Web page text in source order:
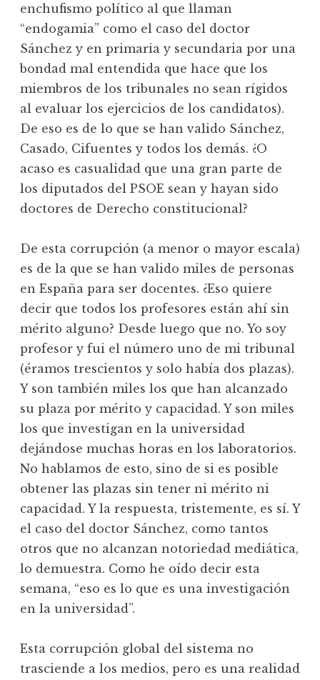
enchufismo político al que llaman
“endogamia” como el caso del doctor
Sánchez y en primaria y secundaria por una
bondad mal entendida que hace que los
miembros de los tribunales no sean rígidos
al evaluar los ejercicios de los candidatos).
De eso es de lo que se han valido Sánchez,
Casado, Cifuentes y todos los demás. ¿O
acaso es casualidad que una gran parte de
los diputados del PSOE sean y hayan sido
doctores de Derecho constitucional?
De esta corrupción (a menor o mayor escala)
es de la que se han valido miles de personas
en España para ser docentes. ¿Eso quiere
decir que todos los profesores están ahí sin
mérito alguno? Desde luego que no. Yo soy
profesor y fui el número uno de mi tribunal
(éramos trescientos y solo había dos plazas).
Y son también miles los que han alcanzado
su plaza por mérito y capacidad. Y son miles
los que investigan en la universidad
dejándose muchas horas en los laboratorios.
No hablamos de esto, sino de si es posible
obtener las plazas sin tener ni mérito ni
capacidad. Y la respuesta, tristemente, es sí. Y
el caso del doctor Sánchez, como tantos
otros que no alcanzan notoriedad mediática,
lo demuestra. Como he oído decir esta
semana, “eso es lo que es una investigación
en la universidad”.
Esta corrupción global del sistema no
trasciende a los medios, pero es una realidad